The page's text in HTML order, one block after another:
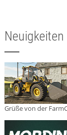
Grüße von der